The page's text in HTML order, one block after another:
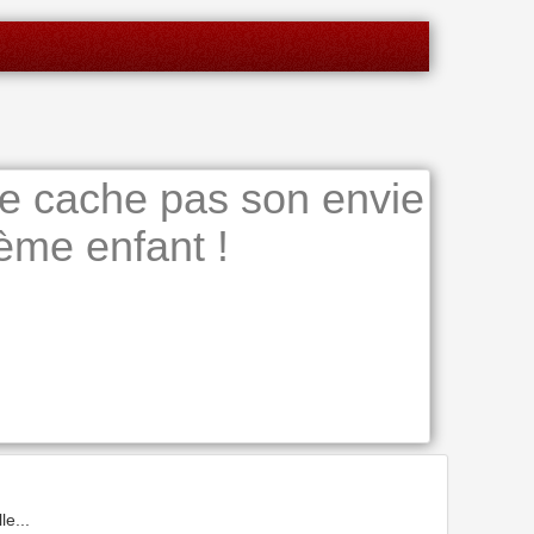
cache pas son envie
enfant !